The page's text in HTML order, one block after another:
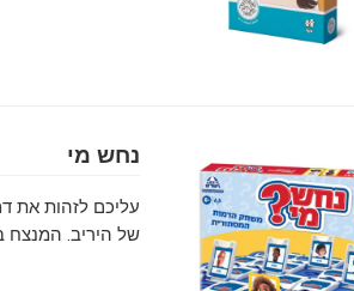
נחש מי
של היריב. המנצח